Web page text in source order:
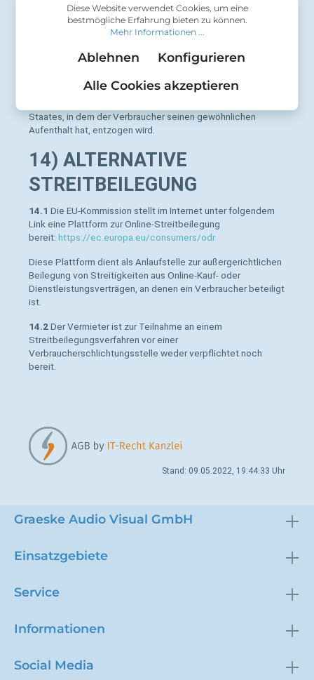
Vermieter ausdrücklich vor.
13) ANWENDBARES RECHT
Für sämtliche Rechtsbeziehungen der Parteien gilt das
diese Rechtswahl nur insoweit, als nicht der gewährte
Staates, in dem der Verbraucher seinen gewöhnlichen
Aufenthalt hat, entzogen wird.
14) ALTERNATIVE
STREITBEILEGUNG
14.1 Die EU-Kommission stellt im Internet unter folgendem
Link eine Plattform zur Online-Streitbeilegung
bereit: https://ec.europa.eu/consumers/odr
Diese Plattform dient als Anlaufstelle zur außergerichtlichen
Beilegung von Streitigkeiten aus Online-Kauf- oder
Dienstleistungsverträgen, an denen ein Verbraucher beteiligt
ist.
14.2Der Vermieter ist zur Teilnahme an einem
Streitbeilegungsverfahren vor einer
Verbraucherschlichtungsstelle weder verpflichtet noch
bereit.
Stand: 09.05.2022, 19:44:33 Uhr
Graeske Audio Visual GmbH
Einsatzgebiete
Service
Informationen
Social Media
Diese Website verwendet Cookies, um eine
bestmögliche Erfahrung bieten zu können.
Mehr Informationen ...
Ablehnen
Konfigurieren
Alle Cookies akzeptieren